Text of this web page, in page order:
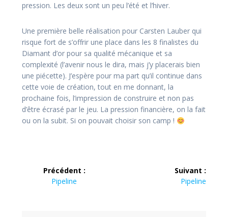
pression. Les deux sont un peu l’été et l’hiver.
Une première belle réalisation pour Carsten Lauber qui
risque fort de s’offrir une place dans les 8 finalistes du
Diamant d’or pour sa qualité mécanique et sa
complexité (l’avenir nous le dira, mais j’y placerais bien
une piécette). J’espère pour ma part qu’il continue dans
cette voie de création, tout en me donnant, la
prochaine fois, l’impression de construire et non pas
d’être écrasé par le jeu. La pression financière, on la fait
ou on la subit. Si on pouvait choisir son camp !
Navigation
Précédent :
Article
Pipeline
Suivant :
Article
Pipeline